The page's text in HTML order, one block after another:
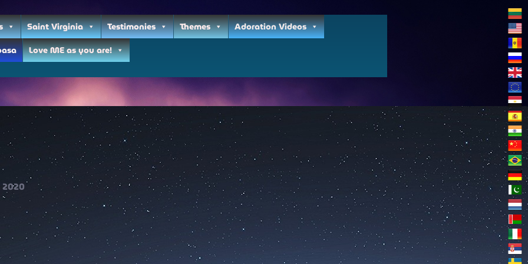
Saint Virginia Testimonies Themes
Adoration Videos
Love ME as you are!
2020